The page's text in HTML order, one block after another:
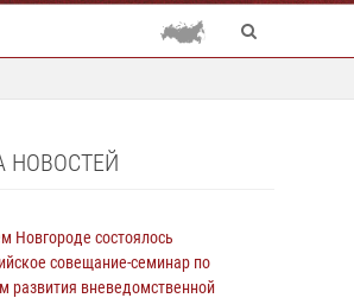
НОВОСТЕЙ
Новгороде состоялось
совещание-семинар по
развития вневедомственной